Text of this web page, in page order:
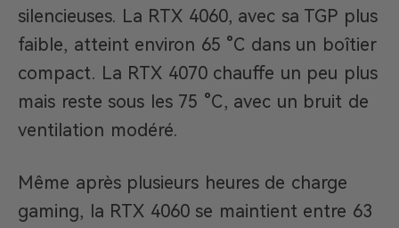
silencieuses. La RTX 4060, avec sa TGP plus
faible, atteint environ 65 °C dans un boîtier
compact. La RTX 4070 chauffe un peu plus
mais reste sous les 75 °C, avec un bruit de
ventilation modéré.
Même après plusieurs heures de charge
gaming, la RTX 4060 se maintient entre 63